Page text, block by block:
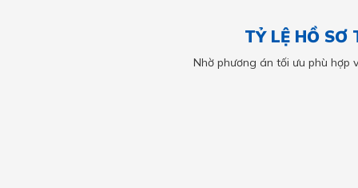
TỶ LỆ HỒ SƠ
Nhờ phương án tối ưu phù hợp